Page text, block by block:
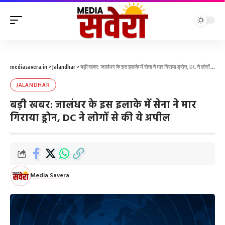
mediasavera.in >Jalandhar >बड़ी खबर: जालंधर के इस इलाके में सेना ने मार गिराया ड्रोन, DC ने लोगों से की ये अपील
JALANDHAR
बड़ी खबर: जालंधर के इस इलाके में सेना ने मार
गिराया ड्रोन, DC ने लोगों से की ये अपील
Media Savera